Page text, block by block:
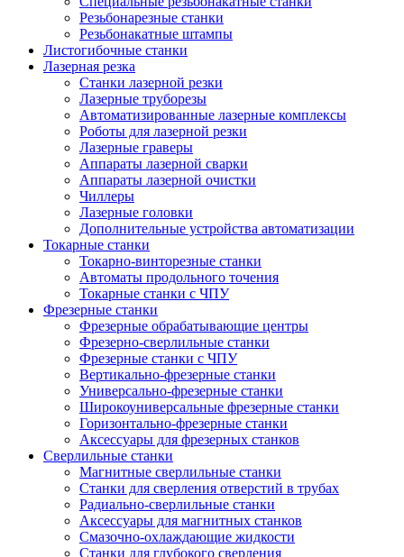
Резьбонарезные станки
Резьбонакатные штампы
Листогибочные станки
Лазерная резка
Станки лазерной резки
Лазерные труборезы
Автоматизированные лазерные комплексы
Роботы для лазерной резки
Лазерные граверы
Аппараты лазерной сварки
Аппараты лазерной очистки
Чиллеры
Лазерные головки
Дополнительные устройства автоматизации
Токарные станки
Токарно-винторезные станки
Автоматы продольного точения
Токарные станки с ЧПУ
Фрезерные станки
Фрезерные обрабатывающие центры
Фрезерно-сверлильные станки
Фрезерные станки с ЧПУ
Вертикально-фрезерные станки
Универсально-фрезерные станки
Широкоуниверсальные фрезерные станки
Горизонтально-фрезерные станки
Аксессуары для фрезерных станков
Сверлильные станки
Магнитные сверлильные станки
Станки для сверления отверстий в трубах
Радиально-сверлильные станки
Аксессуары для магнитных станков
Смазочно-охлаждающие жидкости
Станки для глубокого сверления